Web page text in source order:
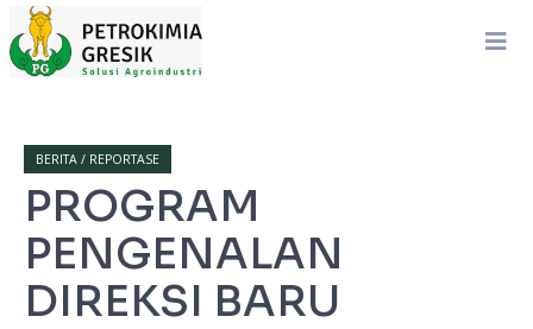
BERITA / REPORTASE
PROGRAM
PENGENALAN
DIREKSI BARU